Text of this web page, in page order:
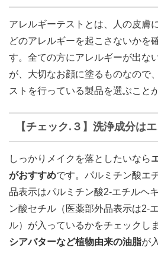
アレルギーテストとは、人の皮膚
どのアレルギーを起こさないかを
す。全ての方にアレルギーが出な
が、大切なお顔に塗るものなので
ストを行っている製品を選ぶこと
【チェック.３】洗浄成分は
しっかりメイクを落としたいなら
がおすすめです。パルミチン酸エ
品表示はパルミチン酸2-エチルヘ
ン酸セチル（医薬部外品表示は2-
ル）が入っているかをチェックし
シアバターなど植物由来の油脂が